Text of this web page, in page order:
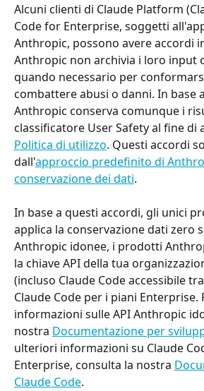
Alcuni clienti di Claude Platform
Code for Enterprise, soggetti
Anthropic, possono avere accordi
Anthropic non archivia i loro input
quando necessario per
combattere abusi o danni. In base
Anthropic conserva comunque i
classificatore User Safety al fine di
Politica di utilizzo. Questi accordi
dall'approccio predefinito di
conservazione dei dati.
In base a questi accordi, gli unici
applica la conservazione dati zero
Anthropic idonee, i prodotti
la chiave API della tua
(incluso Claude Code accessibile
Claude Code per i piani
informazioni sulle API Anthropic
nostra Documentazione per
ulteriori informazioni su Claude
Enterprise, consulta la nostra
Claude Code.